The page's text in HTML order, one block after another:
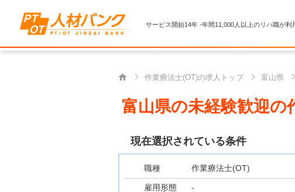
サービス開始14年 -年間11,000人以上のリハ職が利
作業療法士(OT)の求人トップ 富山県
富山県の未経験歓迎の
現在選択されている条件
職種 作業療法士(OT)
雇用形態 -